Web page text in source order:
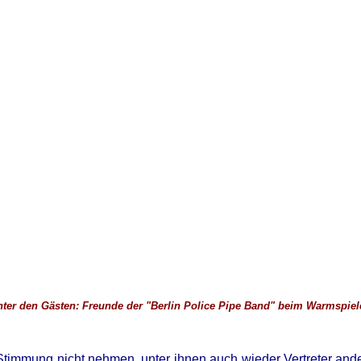
den Gästen: Freunde der "Berlin Police Pipe Band" beim